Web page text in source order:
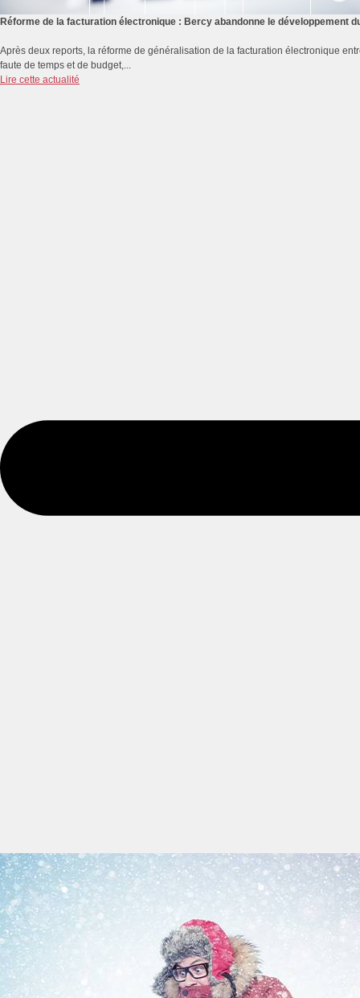
Réforme de la facturation électronique : Bercy abandonne le développement
Après deux reports, la réforme de généralisation de la facturation électronique
faute de temps et de budget,...
Lire cette actualité